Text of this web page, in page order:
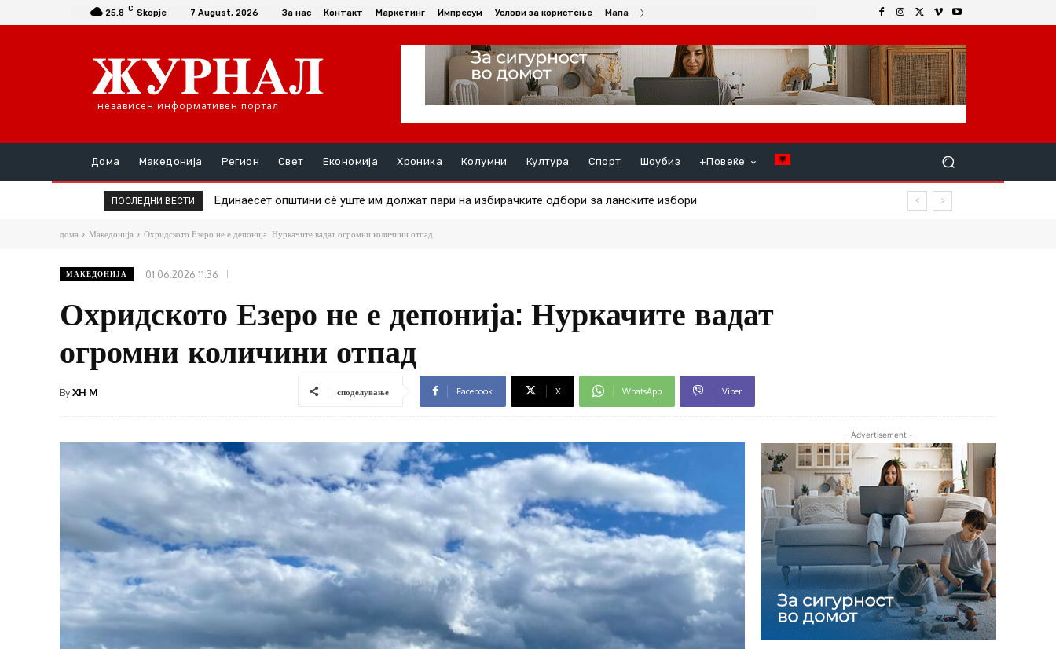
25.8 C Skopje 7 August, 2026 За нас Контакт Маркетинг Импресум Услови за користење Мапа
независен информативен портал
Дома Македонија Регион Свет Економија Хроника Колумни Култура Спорт Шоубиз +Повеќе
ПОСЛЕДНИ ВЕСТИ Повторно скок на цената на златото
дома Македонија Охридското Езеро не е депонија: Нуркачите вадат огромни количини отпад
МАКЕДОНИЈА 01.06.2026 11:36
Охридското Езеро не е депонија: Нуркачите вадат
огромни количини отпад
ByXH M споделување Facebook X WhatsApp Viber
- Advertisement -